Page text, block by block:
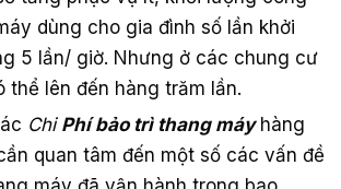
dùng cho gia đình số lần khởi
5 lần/ giờ. Nhưng ở các chung cư
thể lên đến hàng trăm lần.
Chi Phí bảo trì thang máyhàng
quan tâm đến một số các vấn đề